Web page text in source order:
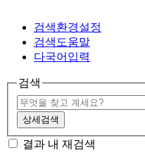
검색환경설정
검색도움말
다국어입력
검색
상세검색
결과 내 재검색